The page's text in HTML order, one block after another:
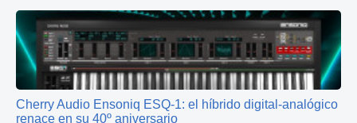
Cherry Audio Ensoniq ESQ‑1: el híbrido digital‑analógico
renace en su 40º aniversario